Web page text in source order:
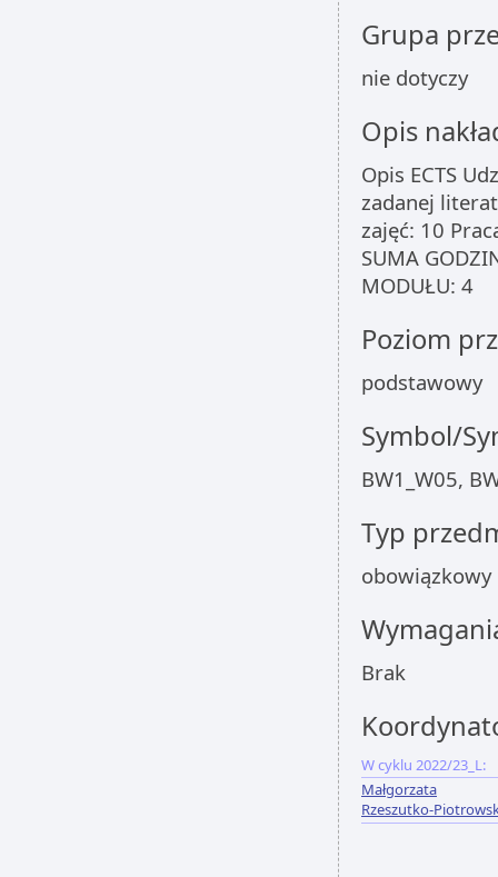
Grupa
nie dotyczy
Opis
Opis ECTS
zadanej
zajęć: 10
SUMA
MODUŁU: 4
Poziom
podstawowy
Symbol/
BW1_W05,
Typ
obowiązkowy
Brak
W cyklu 2022/23_L:
Małgorzata
Rzeszutko-